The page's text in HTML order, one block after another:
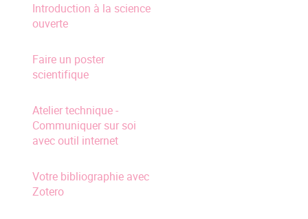
Introduction à la science
ouverte
Faire un poster
scientifique
Atelier technique -
Communiquer sur soi
avec outil internet
Votre bibliographie avec
Zotero